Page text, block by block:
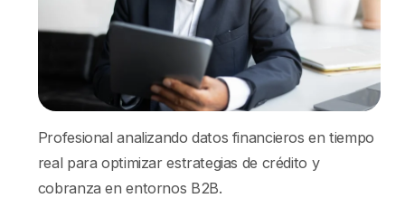
Profesional analizando datos financieros en tiempo
real para optimizar estrategias de crédito y
cobranza en entornos B2B.